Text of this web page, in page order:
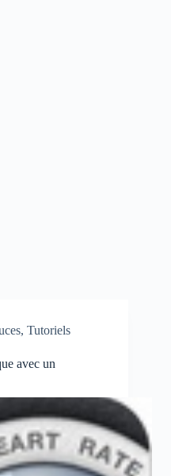
, Tutoriels
avec un